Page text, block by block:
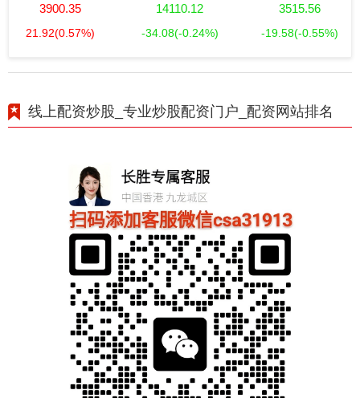
3900.35
21.92(0.57%)
14110.12
-34.08(-0.24%)
3515.56
-19.58(-0.55%)
线上配资炒股_专业炒股配资门户_配资网站排名